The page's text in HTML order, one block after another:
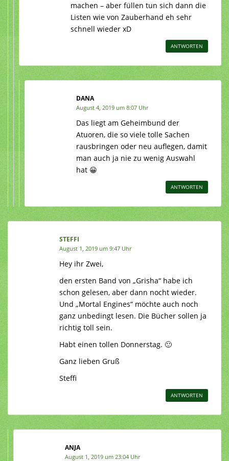
machen – aber füllen tun sich dann die
Listen wie von Zauberhand eh sehr
schnell wieder xD
ANTWORTEN
DANA
August 4, 2019 um 8:07 Uhr
Das liegt am Geheimbund der
Atuoren, die so viele tolle Sachen
rausbringen oder neu auflegen, damit
man auch ja nie zu wenig Auswahl
hat 😀
ANTWORTEN
STEFFI
August 1, 2019 um 9:47 Uhr
Hey ihr Zwei,
den ersten Band von „Grisha“ habe ich
schon gelesen, aber dann nocht wieder.
Und „Mortal Engines“ möchte auch noch
ganz unbedingt lesen. Die Bücher sollen ja
richtig toll sein.
Habt einen tollen Donnerstag. 🙂
Ganz lieben Gruß
Steffi
ANTWORTEN
ANJA
August 1, 2019 um 23:04 Uhr